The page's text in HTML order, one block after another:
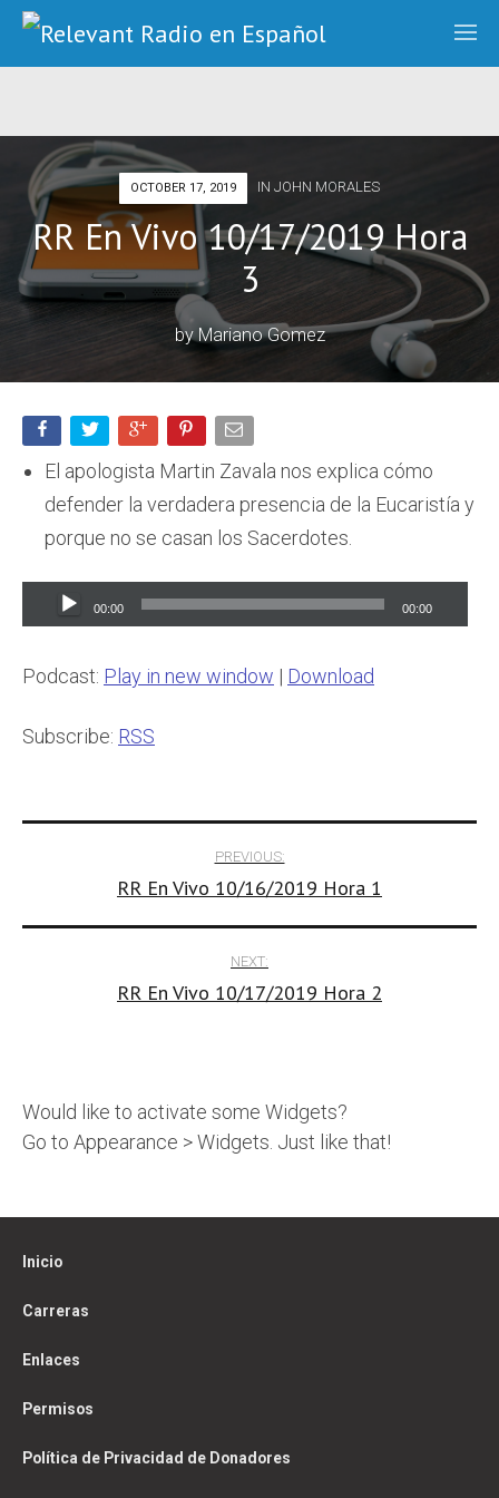
OCTOBER 17, 2019 IN JOHN MORALES
RR En Vivo 10/17/2019 Hora
3
byMariano Gomez
El apologista Martin Zavala nos explica cómo
defender la verdadera presencia de la Eucaristía y
porque no se casan los Sacerdotes.
Audio
Player
00:00 00:00
Podcast: Play in new window | Download
Subscribe: RSS
navigation
PREVIOUS:
RR En Vivo 10/16/2019 Hora 1
NEXT:
RR En Vivo 10/17/2019 Hora 2
Would like to activate some Widgets?
Go to Appearance > Widgets. Just like that!
Inicio
Carreras
Enlaces
Permisos
Política de Privacidad de Donadores